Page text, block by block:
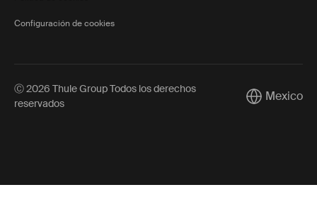
Configuración de cookies
Ⓒ 2026 Thule Group Todos los derechos
reservados
CurrentMexico